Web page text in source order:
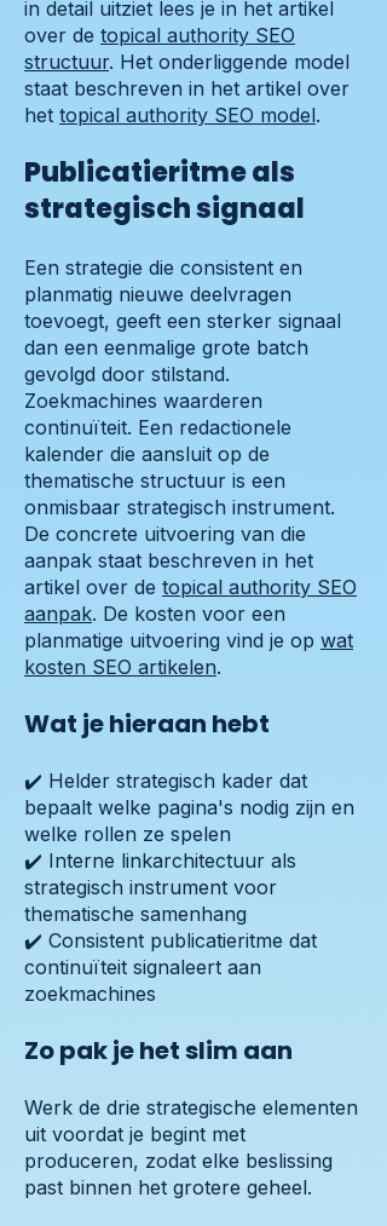
in detail uitziet lees je in het artikel
over de topical authority SEO
structuur. Het onderliggende model
staat beschreven in het artikel over
het topical authority SEO model.
Publicatieritme als
strategisch signaal
Een strategie die consistent en
planmatig nieuwe deelvragen
toevoegt, geeft een sterker signaal
dan een eenmalige grote batch
gevolgd door stilstand.
Zoekmachines waarderen
continuïteit. Een redactionele
kalender die aansluit op de
thematische structuur is een
onmisbaar strategisch instrument.
De concrete uitvoering van die
aanpak staat beschreven in het
artikel over de topical authority SEO
aanpak. De kosten voor een
planmatige uitvoering vind je op wat
kosten SEO artikelen.
Wat je hieraan hebt
✔️ Helder strategisch kader dat
bepaalt welke pagina's nodig zijn en
welke rollen ze spelen
✔️ Interne linkarchitectuur als
strategisch instrument voor
thematische samenhang
✔️ Consistent publicatieritme dat
continuïteit signaleert aan
zoekmachines
Zo pak je het slim aan
Werk de drie strategische elementen
uit voordat je begint met
produceren, zodat elke beslissing
past binnen het grotere geheel.